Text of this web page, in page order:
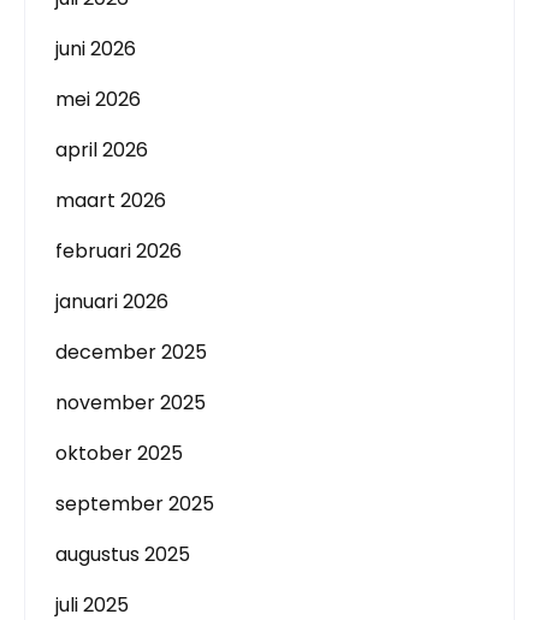
juni 2026
mei 2026
april 2026
maart 2026
februari 2026
januari 2026
december 2025
november 2025
oktober 2025
september 2025
augustus 2025
juli 2025